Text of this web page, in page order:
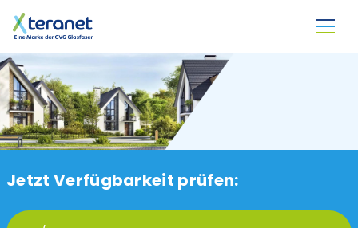
Jetzt Verfügbarkeit prüfen: